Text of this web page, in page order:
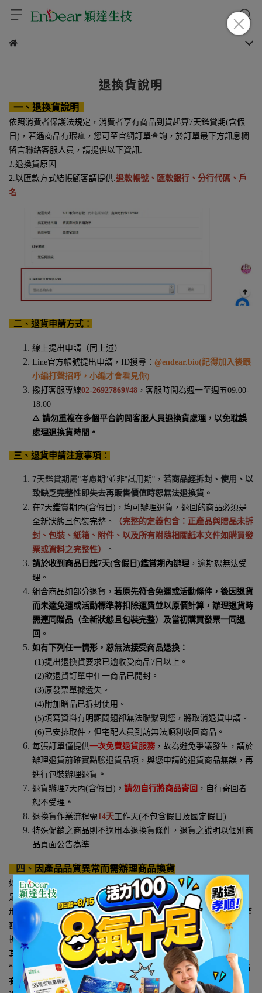
退換貨說明
一、退換貨說明
依照消費者保護法規定，消費者享有商品到貨起算7天鑑賞期(含假
日 ) ，若遇商品有瑕疵，您可至官網訂單查詢，於訂單最下方訊息欄
留言聯絡客服人員，請提供以下資訊:
1.退換貨原因
2.以匯款方式結帳顧客請提供:退款帳號、匯款銀行、分行代碼、戶
名
二、退貨申請方式：
線上提出申請（同上述）
Line官方帳號提出申請， ID搜尋： @endear.bio(記得加入後跟
小編打聲招呼，小編才會看見你)
撥打客服專線02-26927869#48 ，客服時間為週一至週五09:00-
18:00
⚠ 請勿重複在多個平台詢問客服人員退換貨處理，以免耽誤
處理退換貨時間。
三、退貨申請注意事項：
7天鑑賞期屬"考慮期"並非"試用期"， 若商品經拆封、使用、以
致缺乏完整性即失去再販售價值時恕無法退換貨。
在7天鑑賞期內(含假日 ) ，均可辦理退貨，退回的商品必須是
全新狀態且包裝完整。
（完整的定義包含：正產品與贈品未拆
封、包裝、紙箱、附件、以及所有附隨相關紙本文件如購買發
票或資料之完整性）
。
請於收到商品日起7天(含假日 )鑑賞期內辦理 ，逾期恕無法受
理。
組合商品如部分退貨， 若原先符合免運或活動條件，後因退貨
而未達免運或活動標準將扣除運費並以原價計算，辦理退貨時
需連同贈品（全新狀態且包裝完整）及當初購買發票一同退
回 。
如有下列任一情形，恕無法接受商品退換：
(1)提出退換貨要求已逾收受商品7 日以上。
(2)欲退貨訂單中任一商品已開封。
(3)原發票單據遺失。
(4) 附加贈品已拆封使用。
(5)填寫資料有明顯問題卻無法聯繫到您，將取消退貨申請。
(6)已安排取件，但宅配人員到訪無法順利收回商品 。
每張訂單僅提供一次免費退貨服務 ，故為避免爭議發生，請於
辦理退貨前確實點驗退貨品項，與您申請的退貨商品無誤，再
進行包裝辦理退貨 。
退貨辦理7天內(含假日 ) ， 請勿自行將商品寄回 ，自行寄回者
恕不受理 。
退換貨作業流程需14天工作天(不包含假日及國定假日 )
特殊促銷之商品則不適用本退換貨條件，退貨之說明以個別商
品頁面公告為準
四、 因產品品質異常而需辦理商品換貨
如商品本身具有瑕疵（如變質、異味、懸浮物、油水分離、容量不
足者、紙盒內容器破損等，或其他明顯可歸咎於產品品質瑕疵之情
形），請於購買日起七天內(含假日)，備齊欲換貨的商品、發票、滿
額或促銷搭贈禮品（含抵用券），且商品必需保持未使用狀態（可
拆封檢查），方可接受處理換貨，換貨限相同品項，恕不接受更換
其他品項。
*若會員於本網站3個月內退貨次數超過2次或有其他異常者
，本網站
有權不經事先通知，逕行採取拒絕交易或永久取消會員資格辦理，